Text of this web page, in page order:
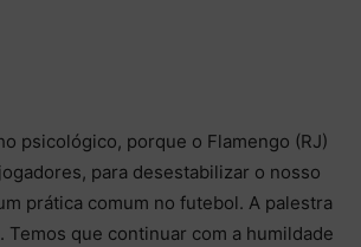
psicológico, porque o Flamengo (RJ)
para desestabilizar o nosso
prática comum no futebol. A palestra
que continuar com a humildade